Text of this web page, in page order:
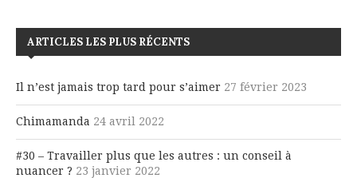
ARTICLES LES PLUS RÉCENTS
Il n’est jamais trop tard pour s’aimer 27 février 2023
Chimamanda 24 avril 2022
#30 – Travailler plus que les autres : un conseil à
nuancer ? 23 janvier 2022